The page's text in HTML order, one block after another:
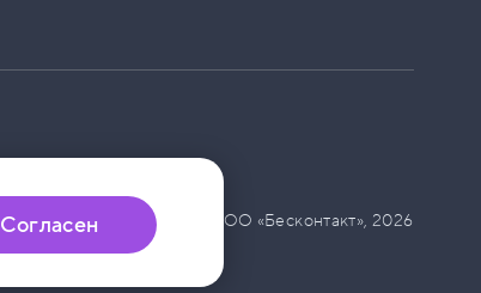
© ООО «Бесконтакт», 2026
Согласен